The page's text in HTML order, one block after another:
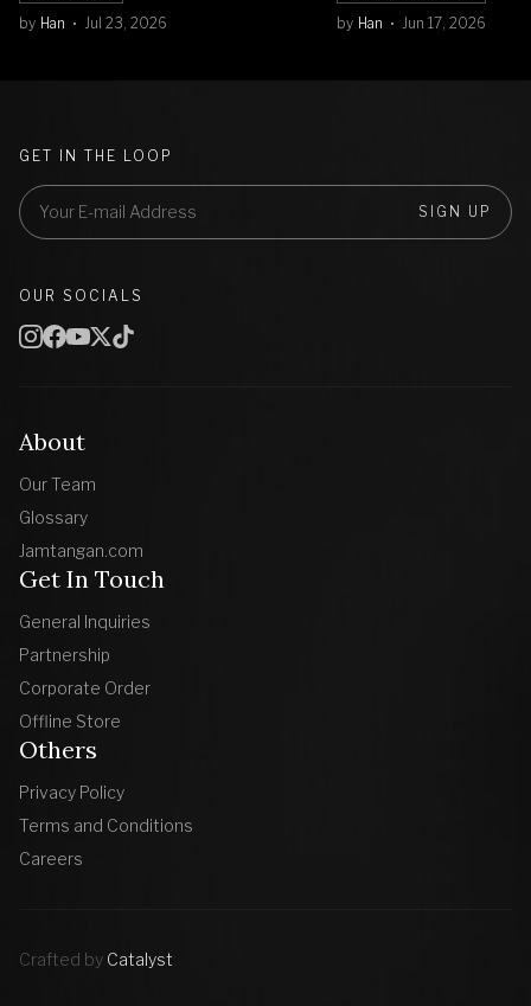
by Han Jul 23, 2026
by Han Jun 17, 2026
About
Our Team
Glossary
Jamtangan.com
Get In Touch
General Inquiries
Partnership
Corporate Order
Offline Store
Others
Privacy Policy
Terms and Conditions
Careers
GET IN THE LOOP
SIGN UP
OUR SOCIALS
Crafted by Catalyst